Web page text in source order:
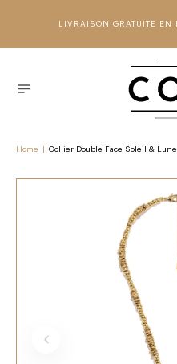
LIVRAISON GRATUITE
Home Collier Double Face Soleil &